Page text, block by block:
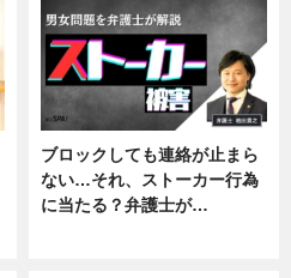
ブロックしても連絡が止まら
ない…それ、ストーカー行為
に当たる？弁護士が…